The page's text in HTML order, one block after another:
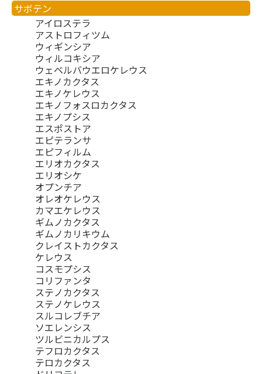
サボテン
アイロステラ
アストロフィツム
ウィギンシア
ウィルコキシア
ウェベルバウエロケレウス
エキノカクタス
エキノケレウス
エキノフォスロカクタス
エキノプシス
エスポストア
エピテランサ
エピフィルム
エリオカクタス
エリオシケ
オプンチア
オレオケレウス
カマエケレウス
ギムノカクタス
ギムノカリキウム
クレイストカクタス
ケレウス
コスモプシス
コリファンタ
ステノカクタス
ステノケレウス
スルコレブチア
ソエレンシス
ツルビニカルプス
テフロカクタス
テロカクタス